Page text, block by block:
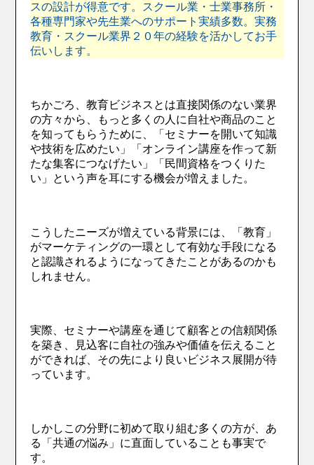
スの設計が得意です。スクール業・士業事務所・
各種専門家や先生業へのサポート実績多数。実務
教育・スクール業界２０年の経験を活かしてお手
伝いします。
ちかごろ、教育ビジネスとは直接関係のない業界
の方々から、もっと多くの人に自社や商品のこと
を知ってもらうために、「セミナーを開いて知識
や技術を広めたい」「オンライン講座を作って新
たな集客につなげたい」「民間資格をつくりた
い」という声を耳にする機会が増えました。
こうしたニーズが増えている背景には、「教育」
がマーケティングの一環として有効な手段になる
と認識されるようになってきたことがあるのかも
しれません。
実際、セミナーや講座を通じて顧客との信頼関係
を築き、見込客に自社の強みや価値を伝えること
ができれば、その先により良いビジネス展開が待
っています。
しかしこの分野に初めて取り組む多くの方が、あ
る「共通の悩み」に直面していることも事実で
す。